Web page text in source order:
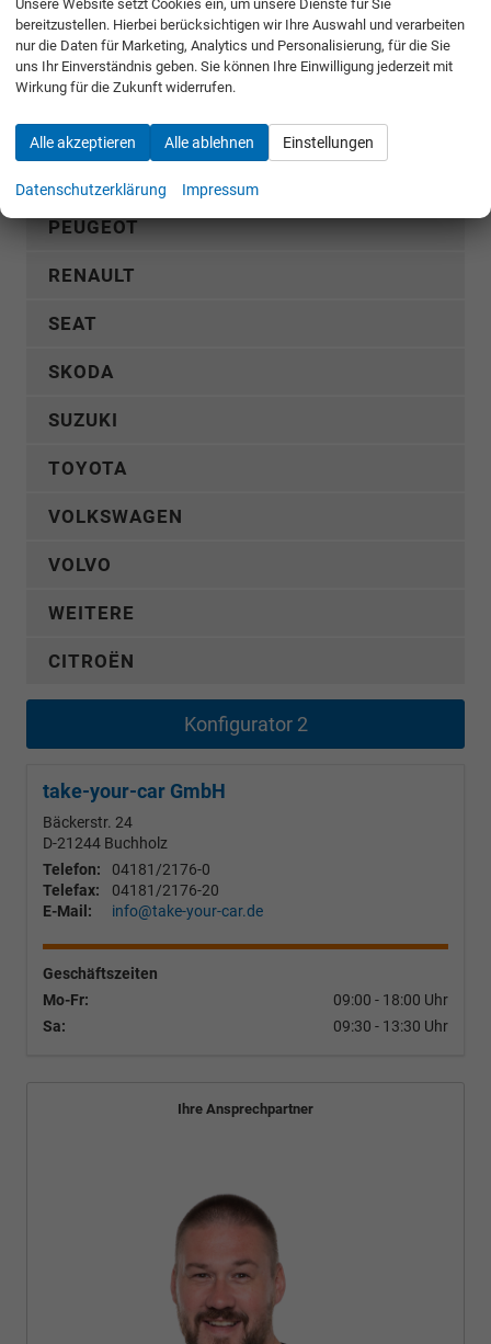
Corsa
Frontera
Movano Kastenwagen
Vivaro
PEUGEOT
RENAULT
SEAT
SKODA
SUZUKI
TOYOTA
VOLKSWAGEN
VOLVO
WEITERE
CITROËN
Konfigurator 2
take-your-car GmbH
Bäckerstr. 24
D-21244 Buchholz
Telefon:
04181/2176-0
Telefax:
04181/2176-20
E-Mail:
info@take-your-car.de
Geschäftszeiten
Mo-Fr:
09:00 - 18:00 Uhr
Sa:
09:30 - 13:30 Uhr
Ihre Ansprechpartner
Unsere Website setzt Cookies ein, um unsere Dienste für Sie
bereitzustellen. Hierbei berücksichtigen wir Ihre Auswahl und verarbeiten
nur die Daten für Marketing, Analytics und Personalisierung, für die Sie
uns Ihr Einverständnis geben. Sie können Ihre Einwilligung jederzeit mit
Wirkung für die Zukunft widerrufen.
Alle akzeptieren Alle ablehnen Einstellungen
Datenschutzerklärung Impressum